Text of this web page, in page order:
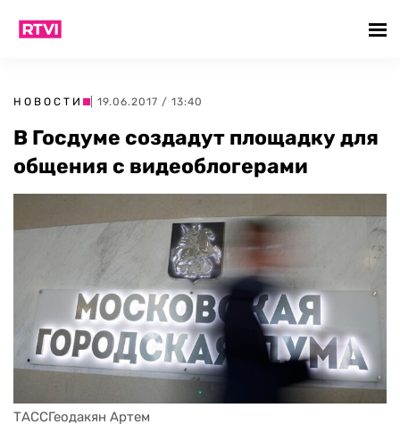
НОВОСТИ | 19.06.2017 / 13:40
В Госдуме создадут площадку для
общения с видеоблогерами
ТАССГеодакян Артем